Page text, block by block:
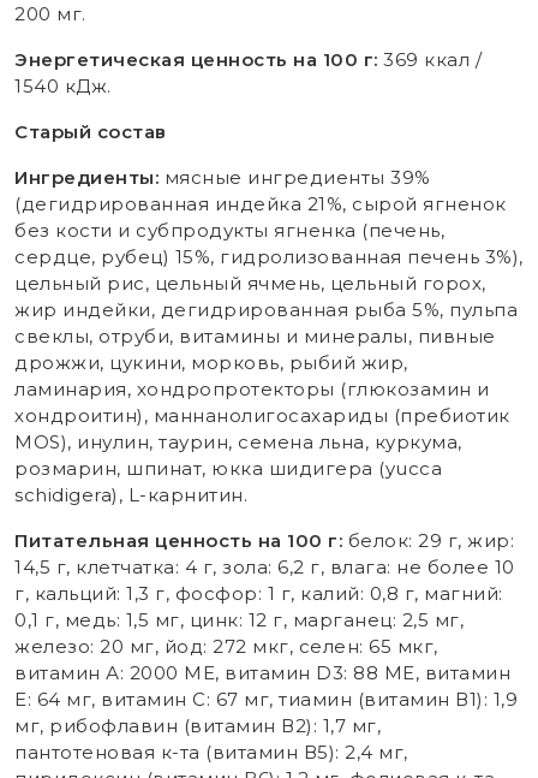
200 мг.
Энергетическая ценность на 100 г: 369 ккал /
1540 кДж.
Старый состав
Ингредиенты: мясные ингредиенты 39%
(дегидрированная индейка 21%, сырой ягненок
без кости и субпродукты ягненка (печень,
сердце, рубец) 15%, гидролизованная печень 3%),
цельный рис, цельный ячмень, цельный горох,
жир индейки, дегидрированная рыба 5%, пульпа
свеклы, отруби, витамины и минералы, пивные
дрожжи, цукини, морковь, рыбий жир,
ламинария, хондропротекторы (глюкозамин и
хондроитин), маннанолигосахариды (пребиотик
MOS), инулин, таурин, семена льна, куркума,
розмарин, шпинат, юкка шидигера (yucca
schidigera), L-карнитин.
Питательная ценность на 100 г: белок: 29 г, жир:
14,5 г, клетчатка: 4 г, зола: 6,2 г, влага: не более 10
г, кальций: 1,3 г, фосфор: 1 г, калий: 0,8 г, магний:
0,1 г, медь: 1,5 мг, цинк: 12 г, марганец: 2,5 мг,
железо: 20 мг, йод: 272 мкг, селен: 65 мкг,
витамин А: 2000 МЕ, витамин D3: 88 МЕ, витамин
Е: 64 мг, витамин С: 67 мг, тиамин (витамин В1): 1,9
мг, рибофлавин (витамин В2): 1,7 мг,
пантотеновая к-та (витамин В5): 2,4 мг,